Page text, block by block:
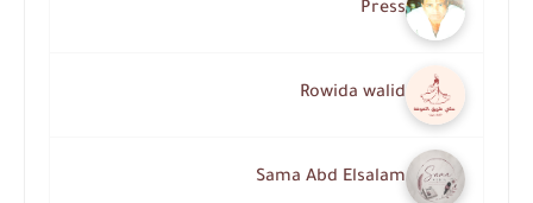
Press
Rowida walid
Sama Abd Elsalam